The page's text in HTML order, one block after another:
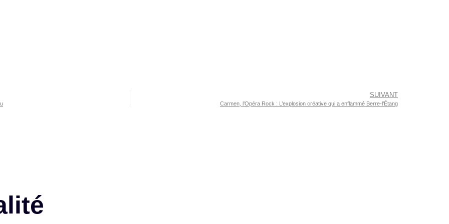
SUIVANT
Carmen, l’Opéra Rock : L’explosion créative qui a enflammé Berre-l’Étang